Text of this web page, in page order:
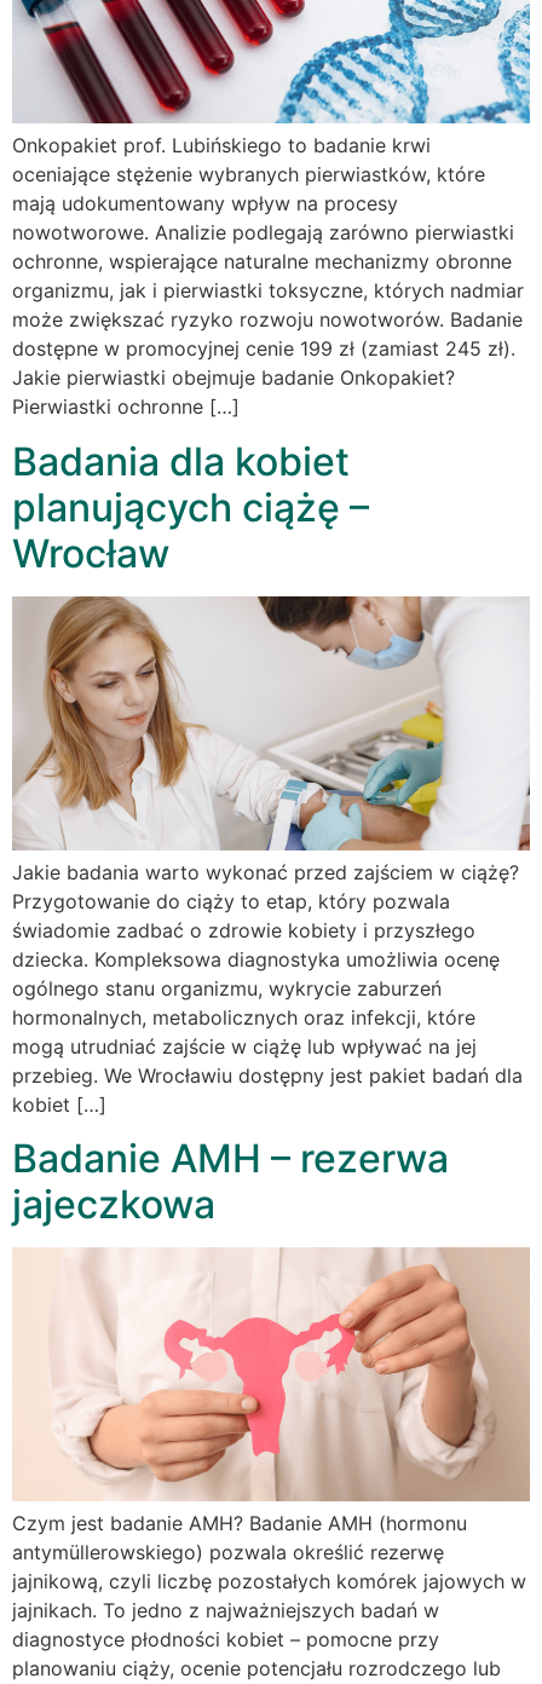
Onkopakiet prof. Lubińskiego to badanie krwi
oceniające stężenie wybranych pierwiastków, które
mają udokumentowany wpływ na procesy
nowotworowe. Analizie podlegają zarówno pierwiastki
ochronne, wspierające naturalne mechanizmy obronne
organizmu, jak i pierwiastki toksyczne, których nadmiar
może zwiększać ryzyko rozwoju nowotworów. Badanie
dostępne w promocyjnej cenie 199 zł (zamiast 245 zł).
Jakie pierwiastki obejmuje badanie Onkopakiet?
Pierwiastki ochronne […]
Badania dla kobiet
planujących ciążę –
Wrocław
Jakie badania warto wykonać przed zajściem w ciążę?
Przygotowanie do ciąży to etap, który pozwala
świadomie zadbać o zdrowie kobiety i przyszłego
dziecka. Kompleksowa diagnostyka umożliwia ocenę
ogólnego stanu organizmu, wykrycie zaburzeń
hormonalnych, metabolicznych oraz infekcji, które
mogą utrudniać zajście w ciążę lub wpływać na jej
przebieg. We Wrocławiu dostępny jest pakiet badań dla
kobiet […]
Badanie AMH – rezerwa
jajeczkowa
Czym jest badanie AMH? Badanie AMH (hormonu
antymüllerowskiego) pozwala określić rezerwę
jajnikową, czyli liczbę pozostałych komórek jajowych w
jajnikach. To jedno z najważniejszych badań w
diagnostyce płodności kobiet – pomocne przy
planowaniu ciąży, ocenie potencjału rozrodczego lub